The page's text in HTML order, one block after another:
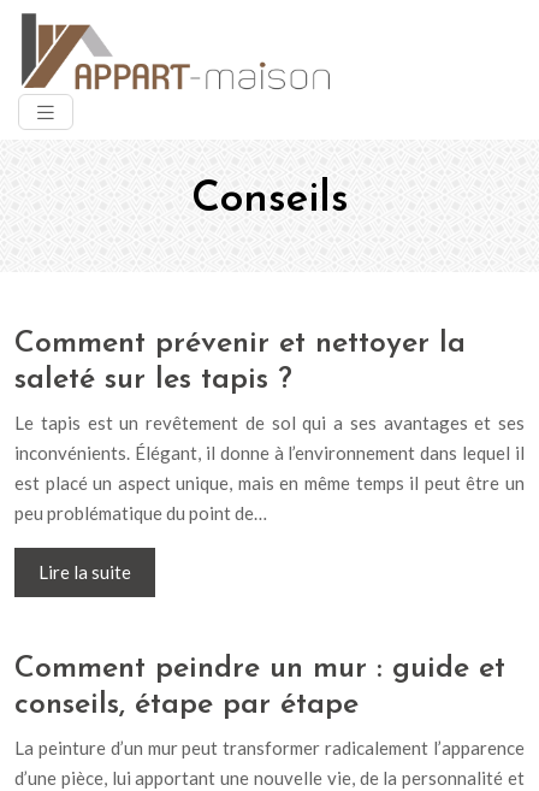
Conseils
Comment prévenir et nettoyer la
saleté sur les tapis ?
Le tapis est un revêtement de sol qui a ses avantages et ses
inconvénients. Élégant, il donne à l’environnement dans lequel il
est placé un aspect unique, mais en même temps il peut être un
peu problématique du point de…
Lire la suite
Comment peindre un mur : guide et
conseils, étape par étape
La peinture d’un mur peut transformer radicalement l’apparence
d’une pièce, lui apportant une nouvelle vie, de la personnalité et